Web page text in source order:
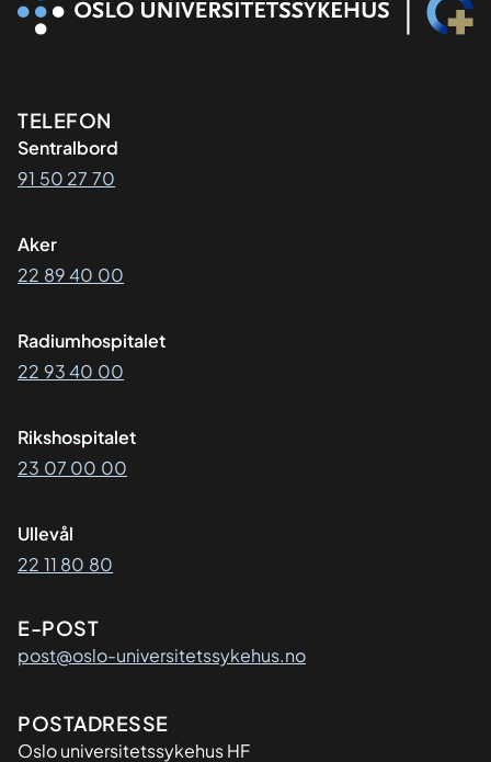
Kontaktinformasjon
TELEFON
Sentralbord
91 50 27 70
Aker
22 89 40 00
Radiumhospitalet
22 93 40 00
Rikshospitalet
23 07 00 00
Ullevål
22 11 80 80
E-POST
post@oslo-universitetssykehus.no
Adresse
POSTADRESSE
Oslo universitetssykehus HF